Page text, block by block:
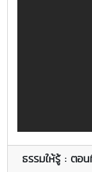
ธรรมให้รู้ : ตอ